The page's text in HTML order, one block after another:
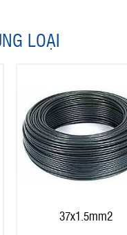
LOẠI
37x1.5mm2